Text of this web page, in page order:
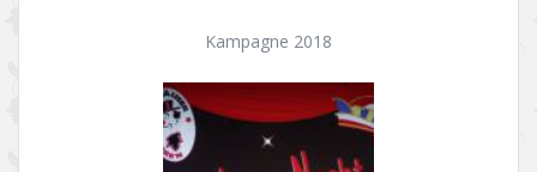
Kampagne 2018